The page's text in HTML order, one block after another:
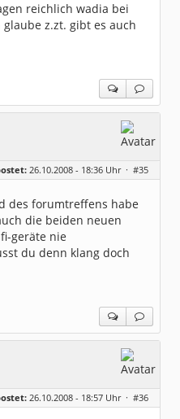
reichlich wadia bei
z.zt. gibt es auch
26.10.2008 - 18:36 Uhr · #35
des forumtreffens habe
die beiden neuen
geräte nie
du denn klang doch
26.10.2008 - 18:57 Uhr · #36